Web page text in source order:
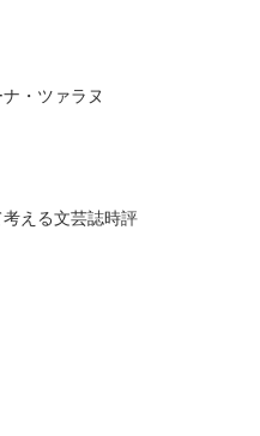
・ツァラヌ
える文芸誌時評